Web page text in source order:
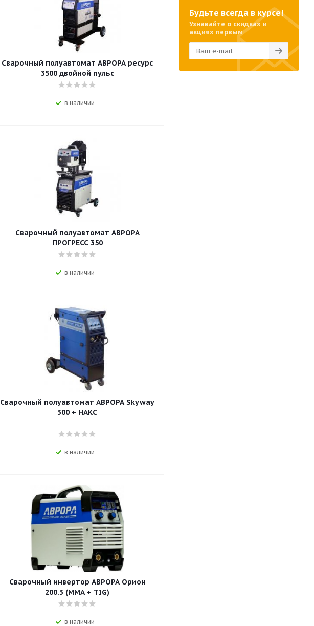
Сварочный полуавтомат АВРОРА ресурс
3500 двойной пульс
в наличии
Сварочный полуавтомат АВРОРА
ПРОГРЕСС 350
в наличии
Сварочный полуавтомат АВРОРА Skyway
300 + НАКС
в наличии
Сварочный инвертор АВРОРА Орион
200.3 (ММА + TIG)
в наличии
Будьте всегда в курсе!
Узнавайте о скидках и
акциях первым